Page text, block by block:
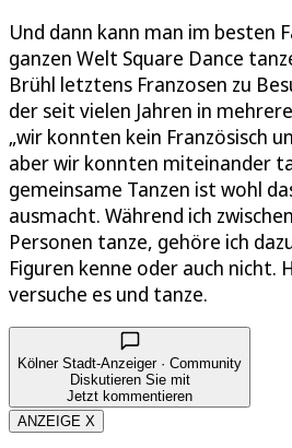
Und dann kann man im besten
ganzen Welt Square Dance
Brühl letztens Franzosen zu
der seit vielen Jahren in
„wir konnten kein Französisch
aber wir konnten miteinander
gemeinsame Tanzen ist wohl
ausmacht. Während ich
Personen tanze, gehöre ich
Figuren kenne oder auch nicht.
versuche es und tanze.
Kölner Stadt-Anzeiger · Community
Diskutieren Sie mit
Jetzt kommentieren
ANZEIGE X